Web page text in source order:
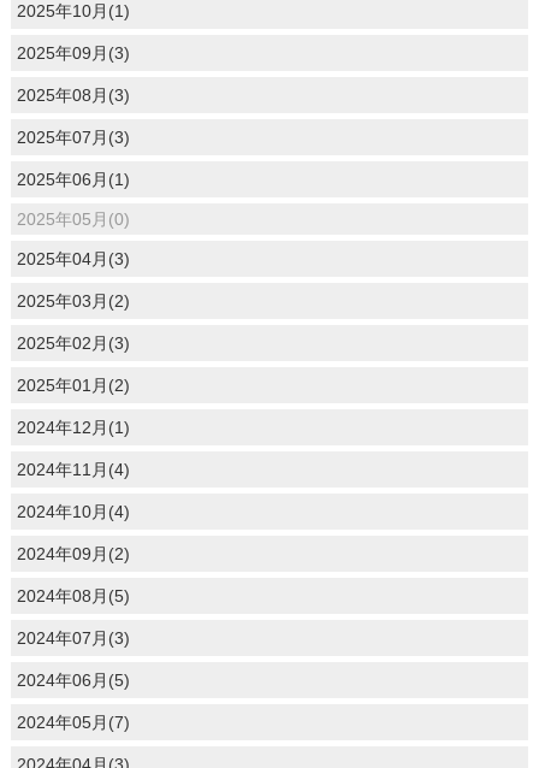
2025年10月(1)
2025年09月(3)
2025年08月(3)
2025年07月(3)
2025年06月(1)
2025年05月(0)
2025年04月(3)
2025年03月(2)
2025年02月(3)
2025年01月(2)
2024年12月(1)
2024年11月(4)
2024年10月(4)
2024年09月(2)
2024年08月(5)
2024年07月(3)
2024年06月(5)
2024年05月(7)